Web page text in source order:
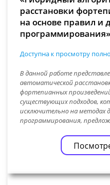
расстановки
на основе правил и
программирования»
Доступна к просмотру
В данной работе
автоматической
фортепианных
существующих подходов,
исключительно на методах
программирования,